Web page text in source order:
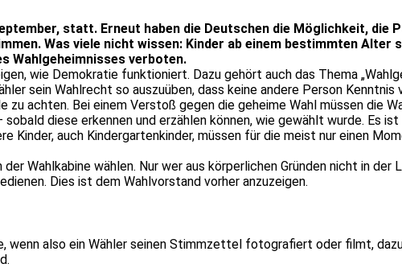
statt. Erneut haben die Deutschen die Möglichkeit, die
Was viele nicht wissen: Kinder ab einem bestimmten Alter
Wahlgeheimnisses verboten.
wie Demokratie funktioniert. Dazu gehört auch das Thema
sein Wahlrecht so auszuüben, dass keine andere Person
achten. Bei einem Verstoß gegen die geheime Wahl müssen die
diese erkennen und erzählen können, wie gewählt wurde. Es
Kinder, auch Kindergartenkinder, müssen für die meist nur einen
Wahlkabine wählen. Nur wer aus körperlichen Gründen nicht in
Dies ist dem Wahlvorstand vorher anzuzeigen.
wenn also ein Wähler seinen Stimmzettel fotografiert oder filmt,